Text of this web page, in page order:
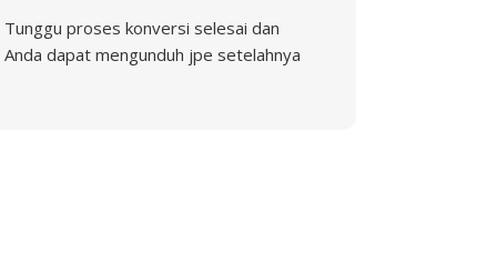
Tunggu proses konversi selesai dan
Anda dapat mengunduh jpe setelahnya